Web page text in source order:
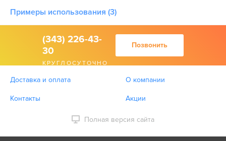
Примеры использования (3)
(343) 226-43-
30
КРУГЛОСУТОЧНО
Позвонить
Доставка и оплата О компании
Контакты Акции
Полная версия сайта